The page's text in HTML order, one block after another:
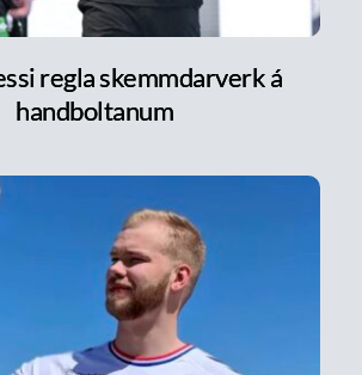
regla skemmdarverk á
handboltanum